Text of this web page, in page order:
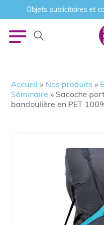
Objets publicitaires et
Accueil » Nos produits »
Séminaire » Sacoche
bandoulière en PET